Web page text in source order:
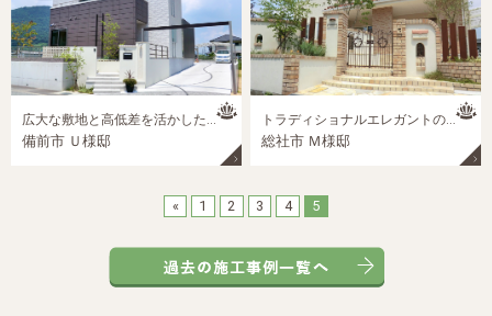
広大な敷地と高低差を活かしたスタイリッシュデザインの新築外構
備前市 Ｕ様邸
トラディショナルエレガントのクローズエクステリア
総社市 Ｍ様邸
« 1 2 3 4 5